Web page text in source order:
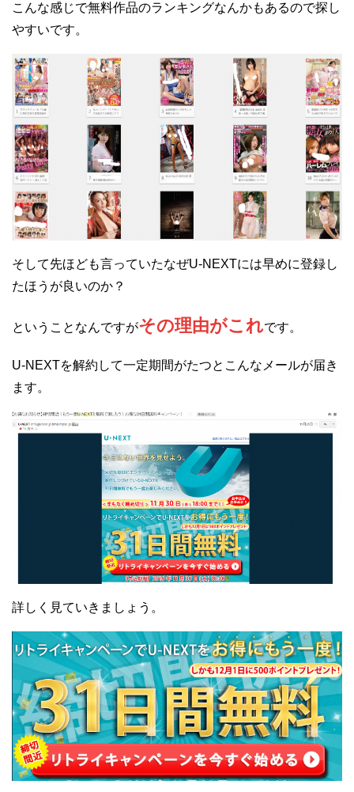
こんな感じで無料作品のランキングなんかもあるので探し
やすいです。
そして先ほども言っていたなぜU-NEXTには早めに登録し
たほうが良いのか？
ということなんですがその理由がこれです。
U-NEXTを解約して一定期間がたつとこんなメールが届き
ます。
詳しく見ていきましょう。